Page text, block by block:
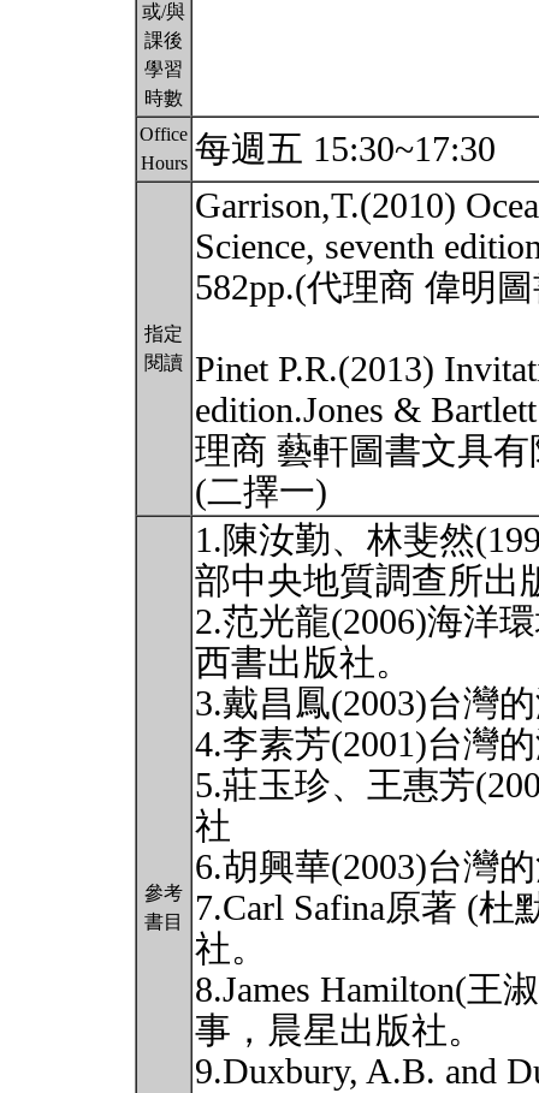
或/與
課後
學習
時數
Office
Hours 每週五 15:30~17:30
指定
閱讀
Garrison,T.(2010)
Science, seventh
582pp.(代理商 偉明
Pinet P.R.(2013)
edition.Jones &
理商 藝軒圖書文具
(二擇一)
參考
書目
1.陳汝勤、林斐然
部中央地質調查所出
2.范光龍(2006)海洋
西書出版社。
3.戴昌鳳(2003)台灣
4.李素芳(2001)台灣
5.莊玉珍、王惠芳
社
6.胡興華(2003)台灣
7.Carl Safina原著 (
社。
8.James Hamilton(王
事，晨星出版社。
9.Duxbury, A.B. and